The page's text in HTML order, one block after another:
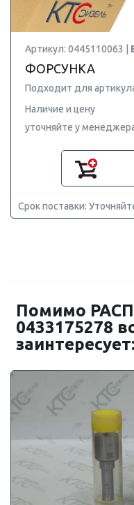
Артикул: 0445110063 |
ФОРСУНКА
Подходит для
Наличие и цену
уточняйте у
Срок поставки:
Помимо
0433175278
заинтересует: